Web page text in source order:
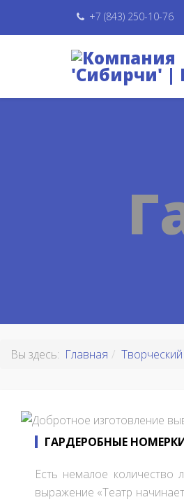
+7 (843) 250-10-76
Вы здесь: Главная
ГАРДЕРОБНЫЕ
Есть немалое количество
выражение «Театр